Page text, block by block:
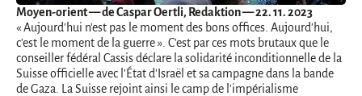
Moyen-orient— de Caspar Oertli, Redaktion — 22. 11. 2023
« Aujourd'hui n'est pas le moment des bons offices. Aujourd'hui,
c'est le moment de la guerre ». C'est par ces mots brutaux que le
conseiller fédéral Cassis déclare la solidarité inconditionnelle de la
Suisse officielle avec l'État d'Israël et sa campagne dans la bande
de Gaza. La Suisse rejoint ainsi le camp de l'impérialisme